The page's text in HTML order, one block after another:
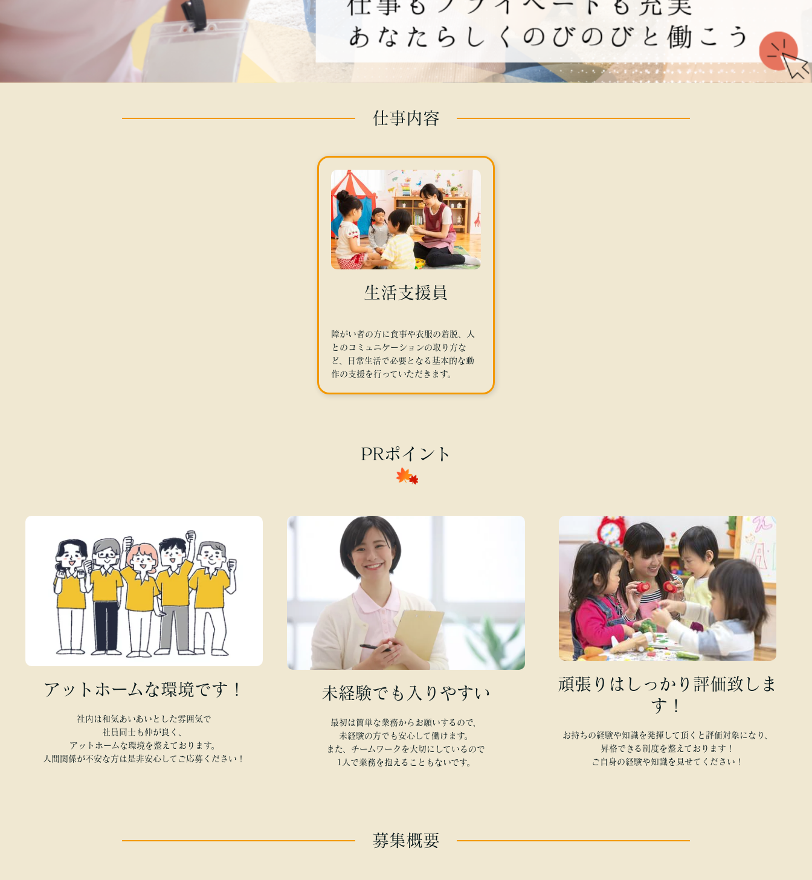
仕事内容
生活支援員
障がい者の方に食事や衣服の着脱、人
とのコミュニケーションの取り方な
ど、日常生活で必要となる基本的な動
作の支援を行っていただきます。
PRポイント
アットホームな環境です！
社内は和気あいあいとした雰囲気で
社員同士も仲が良く、
アットホームな環境を整えております。
人間関係が不安な方は是非安心してご応募ください！
未経験でも入りやすい
最初は簡単な業務からお願いするので、
未経験の方でも安心して働けます。
また、チームワークを大切にしているので
1人で業務を抱えることもないです。
頑張りはしっかり評価致しま
す！
お持ちの経験や知識を発揮して頂くと評価対象になり、
昇格できる制度を整えております！
ご自身の経験や知識を見せてください！
募集概要